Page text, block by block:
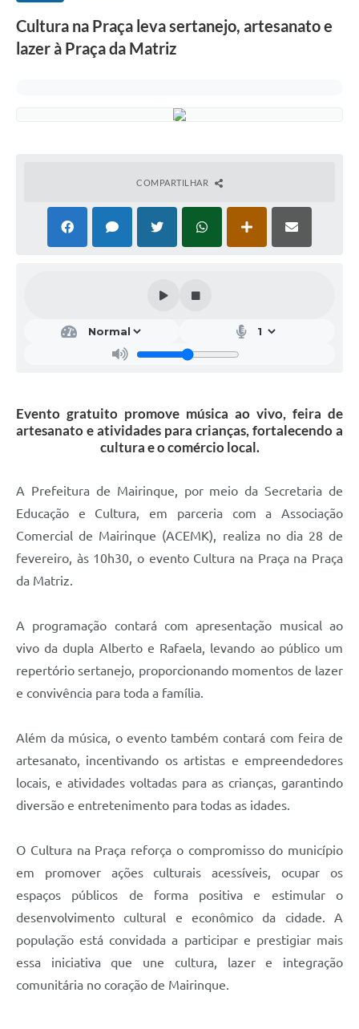
Cultura na Praça leva sertanejo, artesanato e
lazer à Praça da Matriz
COMPARTILHAR
Evento gratuito promove música ao vivo, feira de
artesanato e atividades para crianças, fortalecendo a
cultura e o comércio local.
A Prefeitura de Mairinque, por meio da Secretaria de
Educação e Cultura, em parceria com a Associação
Comercial de Mairinque (ACEMK), realiza no dia 28 de
fevereiro, às 10h30, o evento Cultura na Praça na Praça
da Matriz.
A programação contará com apresentação musical ao
vivo da dupla Alberto e Rafaela, levando ao público um
repertório sertanejo, proporcionando momentos de lazer
e convivência para toda a família.
Além da música, o evento também contará com feira de
artesanato, incentivando os artistas e empreendedores
locais, e atividades voltadas para as crianças, garantindo
diversão e entretenimento para todas as idades.
O Cultura na Praça reforça o compromisso do município
em promover ações culturais acessíveis, ocupar os
espaços públicos de forma positiva e estimular o
desenvolvimento cultural e econômico da cidade. A
população está convidada a participar e prestigiar mais
essa iniciativa que une cultura, lazer e integração
comunitária no coração de Mairinque.